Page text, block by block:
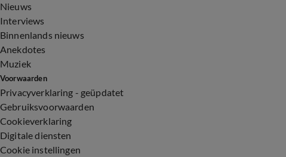
Nieuws
Interviews
Binnenlands nieuws
Anekdotes
Muziek
Voorwaarden
Privacyverklaring - geüpdatet
Gebruiksvoorwaarden
Cookieverklaring
Digitale diensten
Cookie instellingen